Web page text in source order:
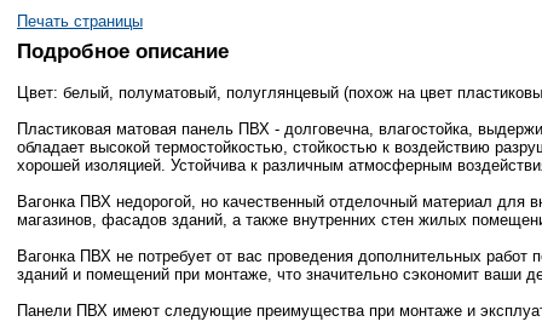
Печать страницы
Подробное описание
Цвет: белый, полуматовый, полуглянцевый (похож на цвет
Пластиковая матовая панель ПВХ - долговечна, влагостойка,
обладает высокой термостойкостью, стойкостью к воздействию
хорошей изоляцией. Устойчива к различным атмосферным
Вагонка ПВХ недорогой, но качественный отделочный материал для
магазинов, фасадов зданий, а также внутренних стен жилых
Вагонка ПВХ не потребует от вас проведения дополнительных работ
зданий и помещений при монтаже, что значительно сэкономит ваши
Панели ПВХ имеют следующие преимущества при монтаже и